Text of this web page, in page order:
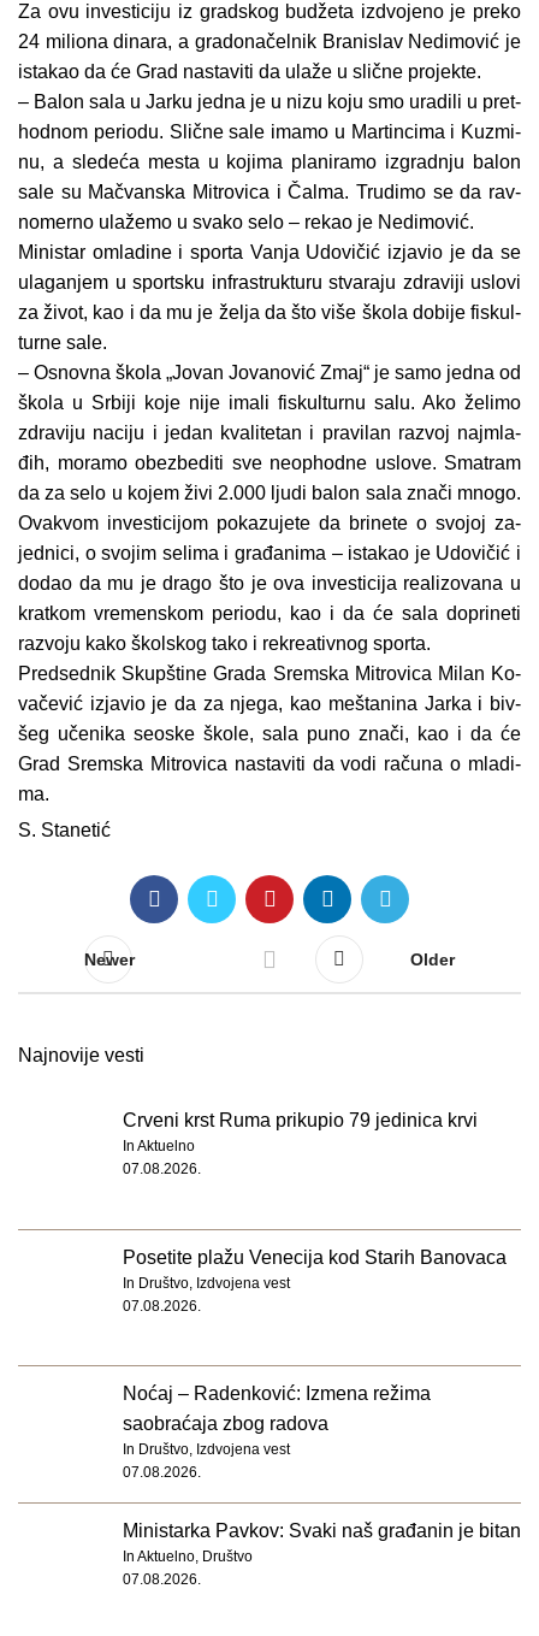
Za ovu in­ve­sti­ci­ju iz grad­skog bu­dže­ta iz­dvo­je­no je pre­ko
24 mi­li­o­na di­na­ra, a gra­do­na­čel­nik Bra­ni­slav Ne­di­mo­vić je
is­ta­kao da će Grad na­sta­vi­ti da ula­že u slič­ne pro­jek­te.
– Ba­lon sa­la u Ja­r­ku jed­na je u ni­zu ko­ju smo ura­di­li u pret­
hod­nom pe­ri­o­du. Slič­ne sa­le ima­mo u Mar­tin­ci­ma i Ku­zmi­
nu, a sle­de­ća me­sta u ko­ji­ma pla­ni­ra­mo iz­grad­nju ba­lon
sa­le su Ma­čvan­ska Mi­tro­vi­ca i Čal­ma. Tru­di­mo se da rav­
no­mer­no ula­že­mo u sva­ko se­lo – re­kao je Ne­di­mo­vić.
Mi­ni­star omla­di­ne i spor­ta Va­nja Udo­vi­čić iz­ja­vio je da se
ula­ga­njem u sport­sku in­fra­struk­tu­ru stva­ra­ju zdra­vi­ji uslo­vi
za ži­vot, kao i da mu je že­lja da što vi­še ško­la do­bi­je fi­skul­
tur­ne sa­le.
– Osnov­na ško­la „Jo­van Jo­va­no­vić Zmaj“ je sa­mo jed­na od
ško­la u Sr­bi­ji ko­je ni­je ima­li fi­skul­tur­nu sa­lu. Ako že­li­mo
zdra­vi­ju na­ci­ju i je­dan kva­li­te­tan i pra­vi­lan raz­voj naj­mla­
đih, mo­ra­mo obez­be­di­ti sve neo­p­hod­ne uslo­ve. Sma­tram
da za se­lo u ko­jem ži­vi 2.000 lju­di ba­lon sa­la zna­či mno­go.
Ova­kvom in­ve­sti­ci­jom po­ka­zu­je­te da bri­ne­te o svo­joj za­
jed­ni­ci, o svo­jim se­li­ma i gra­đa­ni­ma – is­ta­kao je Udo­vi­čić i
do­dao da mu je dra­go što je ova in­ve­sti­ci­ja re­a­li­zo­va­na u
krat­kom vre­men­skom pe­ri­o­du, kao i da će sa­la do­pri­ne­ti
raz­vo­ju ka­ko škol­skog ta­ko i re­kre­a­tiv­nog spor­ta.
Pred­sed­nik Skup­šti­ne Gra­da Srem­ska Mi­tro­vi­ca Mi­lan Ko­
va­če­vić iz­ja­vio je da za nje­ga, kao me­šta­ni­na Jar­ka i biv­
šeg uče­ni­ka se­o­ske ško­le, sa­la pu­no zna­či, kao i da će
Grad Srem­ska Mi­tro­vi­ca nastaviti da vodi ra­ču­na o mla­di­
ma.
S. Sta­ne­tić
Newer Older
Najnovije vesti
Crveni krst Ruma prikupio 79 jedinica krvi
In Aktuelno
07.08.2026.
Posetite plažu Venecija kod Starih Banovaca
In Društvo Izdvojena vest
07.08.2026.
Noćaj – Radenković: Izmena režima
saobraćaja zbog radova
In Društvo, Izdvojena vest
07.08.2026.
Ministarka Pavkov: Svaki naš građanin je bitan
In Aktuelno, Društvo
07.08.2026.